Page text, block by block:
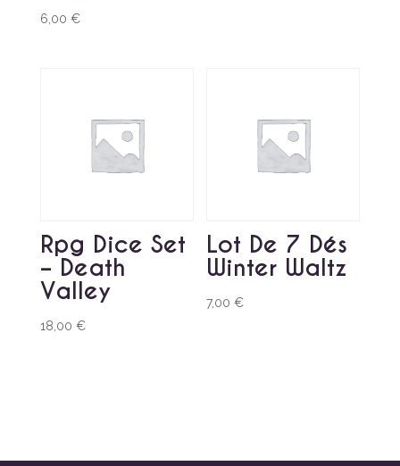
6,00 €
Rpg Dice Set
– Death
Valley
18,00 €
Lot De 7 Dés
Winter Waltz
7,00€